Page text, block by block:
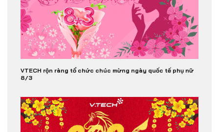
VTECH rộn ràng tổ chức chúc mừng ngày quốc tế phụ nữ
8/3